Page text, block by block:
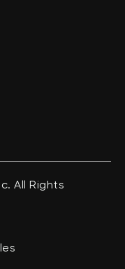
All Rights